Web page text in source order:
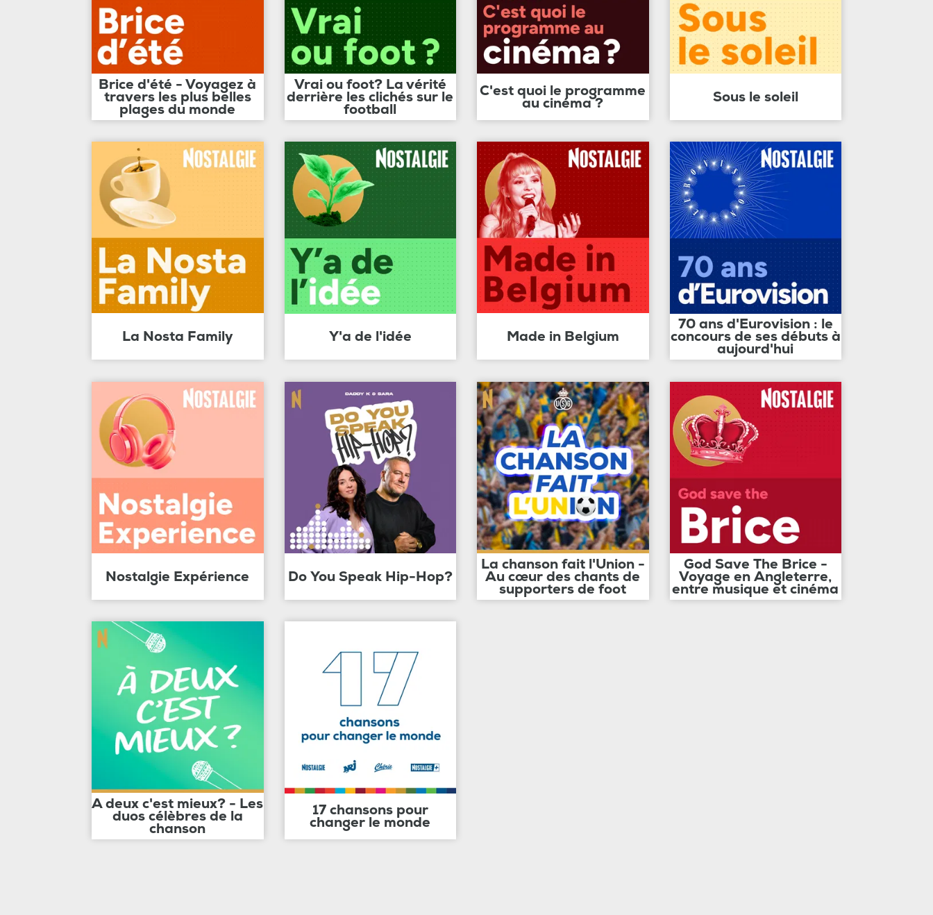
Brice d'été - Voyagez à
travers les plus belles
plages du monde
Vrai ou foot? La vérité
derrière les clichés sur le
football
C'est quoi le programme
au cinéma ? Sous le soleil
La Nosta Family Y'a de l'idée Made in Belgium
70 ans d'Eurovision : le
concours de ses débuts à
aujourd'hui
Nostalgie Expérience Do You Speak Hip-Hop?
La chanson fait l'Union -
Au cœur des chants de
supporters de foot
God Save The Brice -
Voyage en Angleterre,
entre musique et cinéma
A deux c'est mieux? - Les
duos célèbres de la
chanson
17 chansons pour
changer le monde